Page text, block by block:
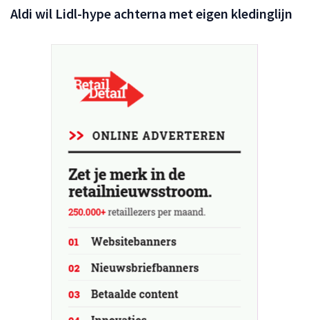
Aldi wil Lidl-hype achterna met eigen kledinglijn